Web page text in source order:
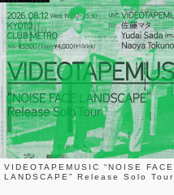
VIDEOTAPEMUSIC “NOISE FACE
LANDSCAPE” Release Solo Tour